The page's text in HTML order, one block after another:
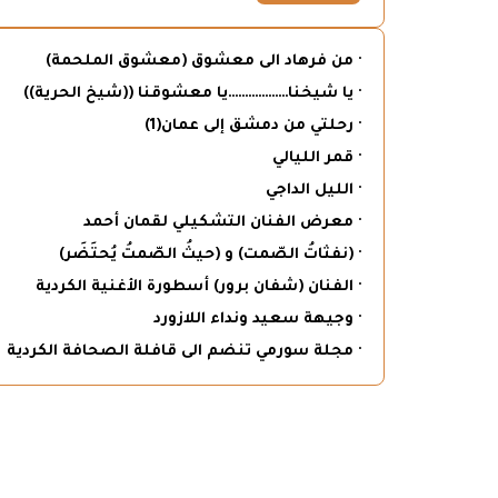
· من فرهاد الى معشوق (معشوق الملحمة)
· يا شيخنا………………يا معشوقنا ((شيخ الحرية))
· رحلتي من دمشق إلى عمان(1)
· قمر الليالي
· الليل الداجي
· معرض الفنان التشكيلي لقمان أحمد
· (نفثاتُ الصّمت) و (حيثُ الصّمتُ يُحتَضَر)
· الفنان (شفان برور) أسطورة الأغنية الكردية
· وجيهة سعيد ونداء اللازورد
· مجلة سورمي تنضم الى قافلة الصحافة الكردية